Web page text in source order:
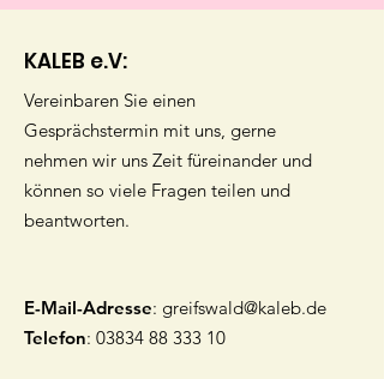
KALEB e.V:
Vereinbaren Sie einen
Gesprächstermin mit uns, gerne
nehmen wir uns Zeit füreinander und
können so viele Fragen teilen und
beantworten.
E-Mail-Adresse: greifswald@kaleb.de
Telefon: 03834 88 333 10